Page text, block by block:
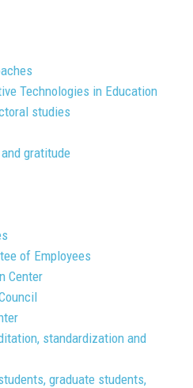
Technologies in Education
studies
gratitude
of Employees
Center
standardization and
graduate students,